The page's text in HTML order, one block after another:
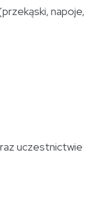
napoje,
uczestnictwie